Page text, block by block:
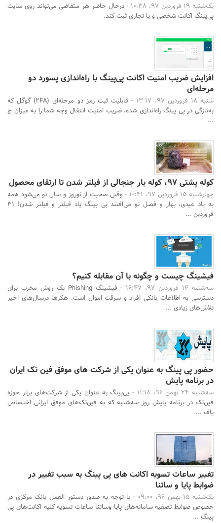
یک‌شنبه 19 فروردین 97، 10:38 -
درحال حاضر هر متقاضی می‌تواند روی سایت
پی‌پینگ اکانت شخصی و یا تجاری ثبت کند.
افزایش ضریب امنیت اکانت پی‌پینگ با راه‌اندازی پسورد دو
مرحله‌ای
شنبه 18 فروردین 97، 13:17 -
قابلیت ثبت رمز دو مرحله‌ای (2FA) گوگل که
به‌تازگی در پی پینگ راه‌اندازی شده، ضریب امنیت انتقال وجه شما را به میزان چ
...
کوله پشتی 97، کوله بار جنجالی از فیلتر شدن تا ارتقای محصول
چهارشنبه 15 فروردین 97، 10:41 -
وقتی صحبت از نوروز و سال نو می‌شود همه
به یاد عیدی، بهار و فصل نو می‌افتند پی پینگ یاد فیلتر و فیلتر شدن! 31
فروردین ...
فیشینگ چیست و چگونه با آن مقابله کنیم؟
سه‌شنبه 14 فروردین 97، 16:47 -
فیشینگ Phishing یک روش مخرب برای
دسترسی به اطلاعات بانکی افراد و سرقت اموال است. هکرها درسال‌های اخیر
تلاش‌های زیادی ...
حضور پی پینگ به عنوان یکی از شرکت های موفق فین تک ایران
در برنامه پایش
سه‌شنبه 24 بهمن 96، 11:18 -
پی‌پینگ به عنوان یکی از شرکت‌های برتر حوزه
فین‌تک در برنامه پایش روز سه‌شنبه که به فین‌تک‌های موفق ایرانی اختصاص
یاف ...
تغییر ساعات تسویه اکانت های پی پینگ به سبب تغییر در
ضوابط پایا و ساتنا
یک‌شنبه 15 بهمن 96، 09:00 -
با توجه به صدور دستور العمل بانک مرکزی در
خصوص ضوابط تصفیه سامانه‌های پایا وساتنا ساعات تسویه کلیه اکانت‌های پی
پینگ ...